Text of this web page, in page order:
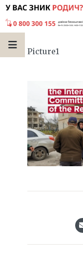
Picture1